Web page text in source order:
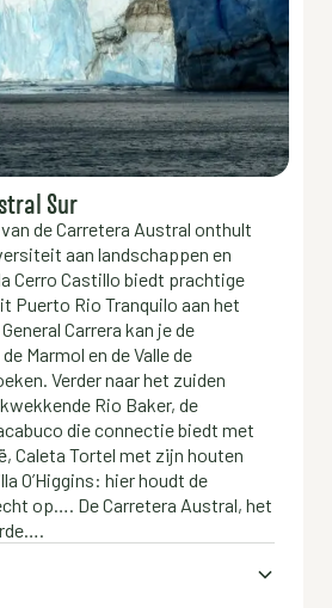
Sur
de Carretera Austral onthult
aan landschappen en
Cerro Castillo biedt prachtige
Puerto Rio Tranquilo aan het
Carrera kan je de
Marmol en de Valle de
Verder naar het zuiden
Rio Baker, de
die connectie biedt met
Caleta Tortel met zijn houten
O’Higgins: hier houdt de
op…. De Carretera Austral, het